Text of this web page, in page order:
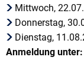
Mittwoch,
Donnerstag,
Dienstag,
Anmeldung unter: